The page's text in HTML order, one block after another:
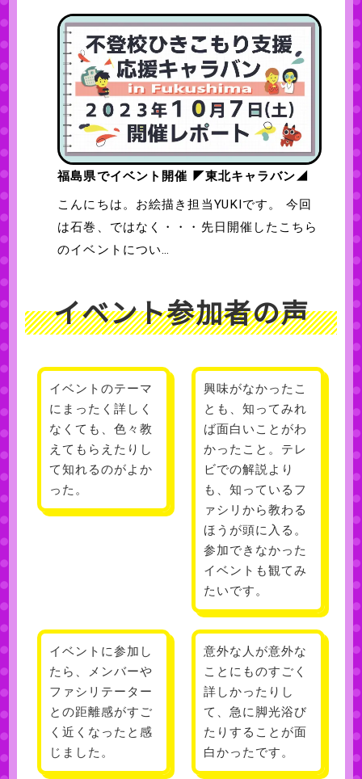
福島県でイベント開催 ◤東北キャラバン◢
こんにちは。お絵描き担当YUKIです。 今回
は石巻、ではなく・・・先日開催したこちら
のイベントについ…
イベント参加者の声
イベントのテーマ
にまったく詳しく
なくても、色々教
えてもらえたりし
て知れるのがよか
った。
興味がなかったこ
とも、知ってみれ
ば面白いことがわ
かったこと。テレ
ビでの解説より
も、知っているフ
ァシリから教わる
ほうが頭に入る。
参加できなかった
イベントも観てみ
たいです。
イベントに参加し
たら、メンバーや
ファシリテーター
との距離感がすご
く近くなったと感
じました。
意外な人が意外な
ことにものすごく
詳しかったりし
て、急に脚光浴び
たりすることが面
白かったです。